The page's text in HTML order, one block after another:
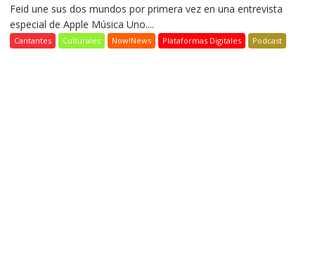
Feid une sus dos mundos por primera vez en una entrevista
especial de Apple Música Uno....
Cantantes Culturales Now!News Plataformas Digitales Podcast